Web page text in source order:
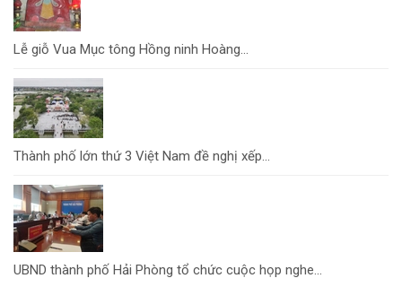
Lễ giỗ Vua Mục tông Hồng ninh Hoàng...
Thành phố lớn thứ 3 Việt Nam đề nghị xếp...
UBND thành phố Hải Phòng tổ chức cuộc họp nghe...